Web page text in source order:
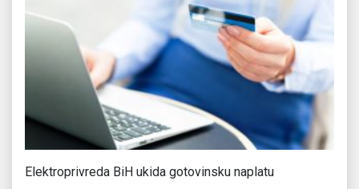
Elektroprivreda BiH ukida gotovinsku naplatu